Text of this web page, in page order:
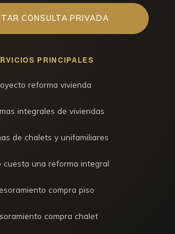
CONSULTA PRIVADA
PRINCIPALES
reforma vivienda
integrales de viviendas
de chalets y unifamiliares
cuesta una reforma integral
compra piso
compra chalet